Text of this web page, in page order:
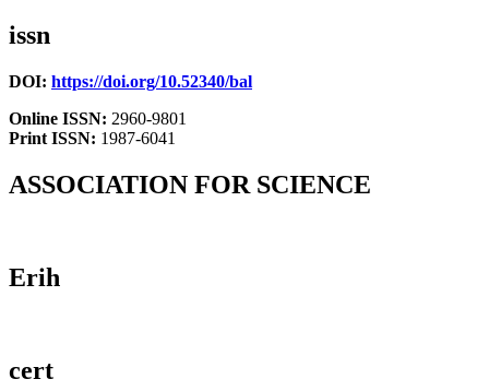
issn
DOI: https://doi.org/10.52340/bal
Online ISSN: 2960-9801
Print ISSN: 1987-6041
ASSOCIATION FOR SCIENCE
Erih
cert